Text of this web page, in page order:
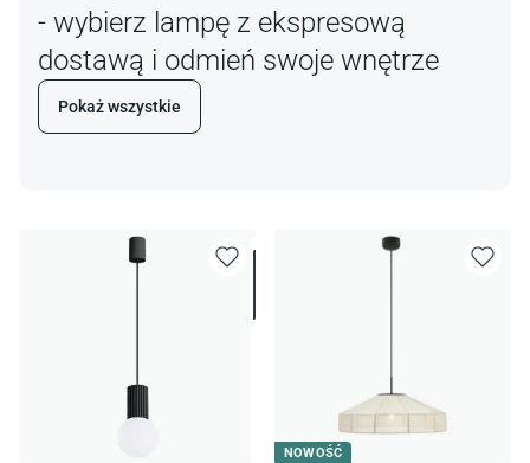
- wybierz lampę z ekspresową
dostawą i odmień swoje wnętrze
Pokaż wszystkie
NOWOŚĆ